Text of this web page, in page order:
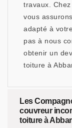
travaux.
vous
adapté à
pas à nous
obtenir un
toiture à
Les
couvreur
toiture à